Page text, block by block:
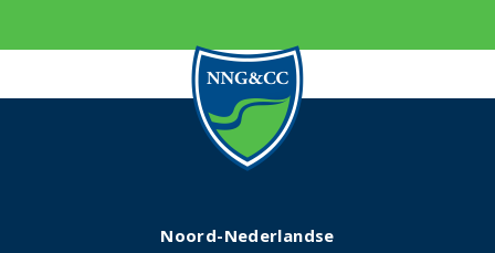
Noord-Nederlandse